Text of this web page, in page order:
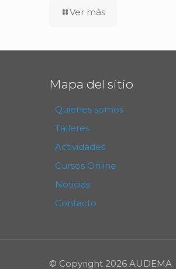
Ver más
Mapa del sitio
Quienes somos
Talleres
Actividades
Cursos Online
Noticias
Contacto
© Copyright 2026